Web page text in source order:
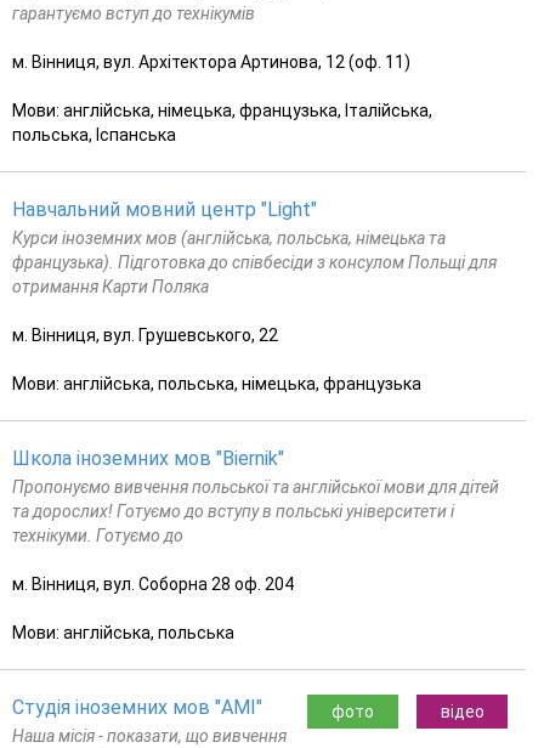
гарантуємо вступ до технікумів
м. Вінниця, вул. Архітектора Артинова, 12 (оф. 11)
Мови: англійська, німецька, французька, Італійська,
польська, Іспанська
Навчальний мовний центр "Light"
Курси іноземних мов (англійська, польська, німецька та
французька). Підготовка до співбесіди з консулом Польщі для
отримання Карти Поляка
м. Вінниця, вул. Грушевського, 22
Мови: англійська, польська, німецька, французька
Школа іноземних мов "Biernik"
Пропонуємо вивчення польської та англійської мови для дітей
та дорослих! Готуємо до вступу в польські університети і
технікуми. Готуємо до
м. Вінниця, вул. Соборна 28 оф. 204
Мови: англійська, польська
відео
фото
Студія іноземних мов "AMI"
Наша місія - показати, що вивчення